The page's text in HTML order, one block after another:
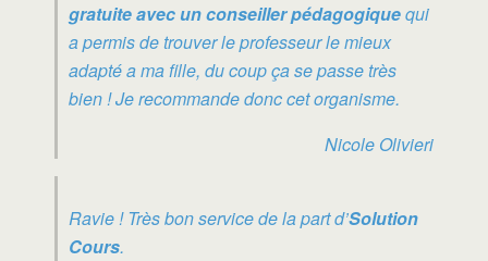
gratuite avec un conseiller pédagogiquequi
a permis de trouver le professeur le mieux
adapté a ma fille, du coup ça se passe très
bien ! Je recommande donc cet organisme.
Nicole Olivieri
Ravie ! Très bon service de la part d’Solution
Cours.